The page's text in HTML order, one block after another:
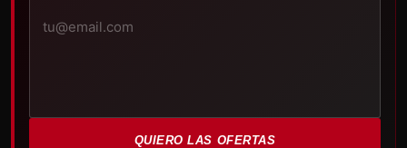
QUIERO LAS OFERTAS